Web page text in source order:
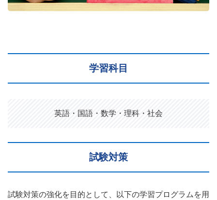
学習科目
英語・国語・数学・理科・社会
試験対策
試験対策の強化を目的として、以下の学習プログラムを用